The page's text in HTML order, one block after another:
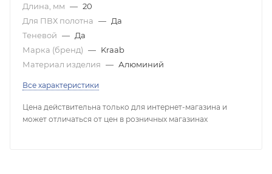
Длина, мм — 20
Для ПВХ полотна — Да
Теневой — Да
Марка (бренд) — Kraab
Материал изделия — Алюминий
Все характеристики
Цена действительна только для интернет-магазина и
может отличаться от цен в розничных магазинах